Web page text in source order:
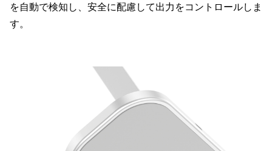
を自動で検知し、安全に配慮して出力をコントロールしま
す。